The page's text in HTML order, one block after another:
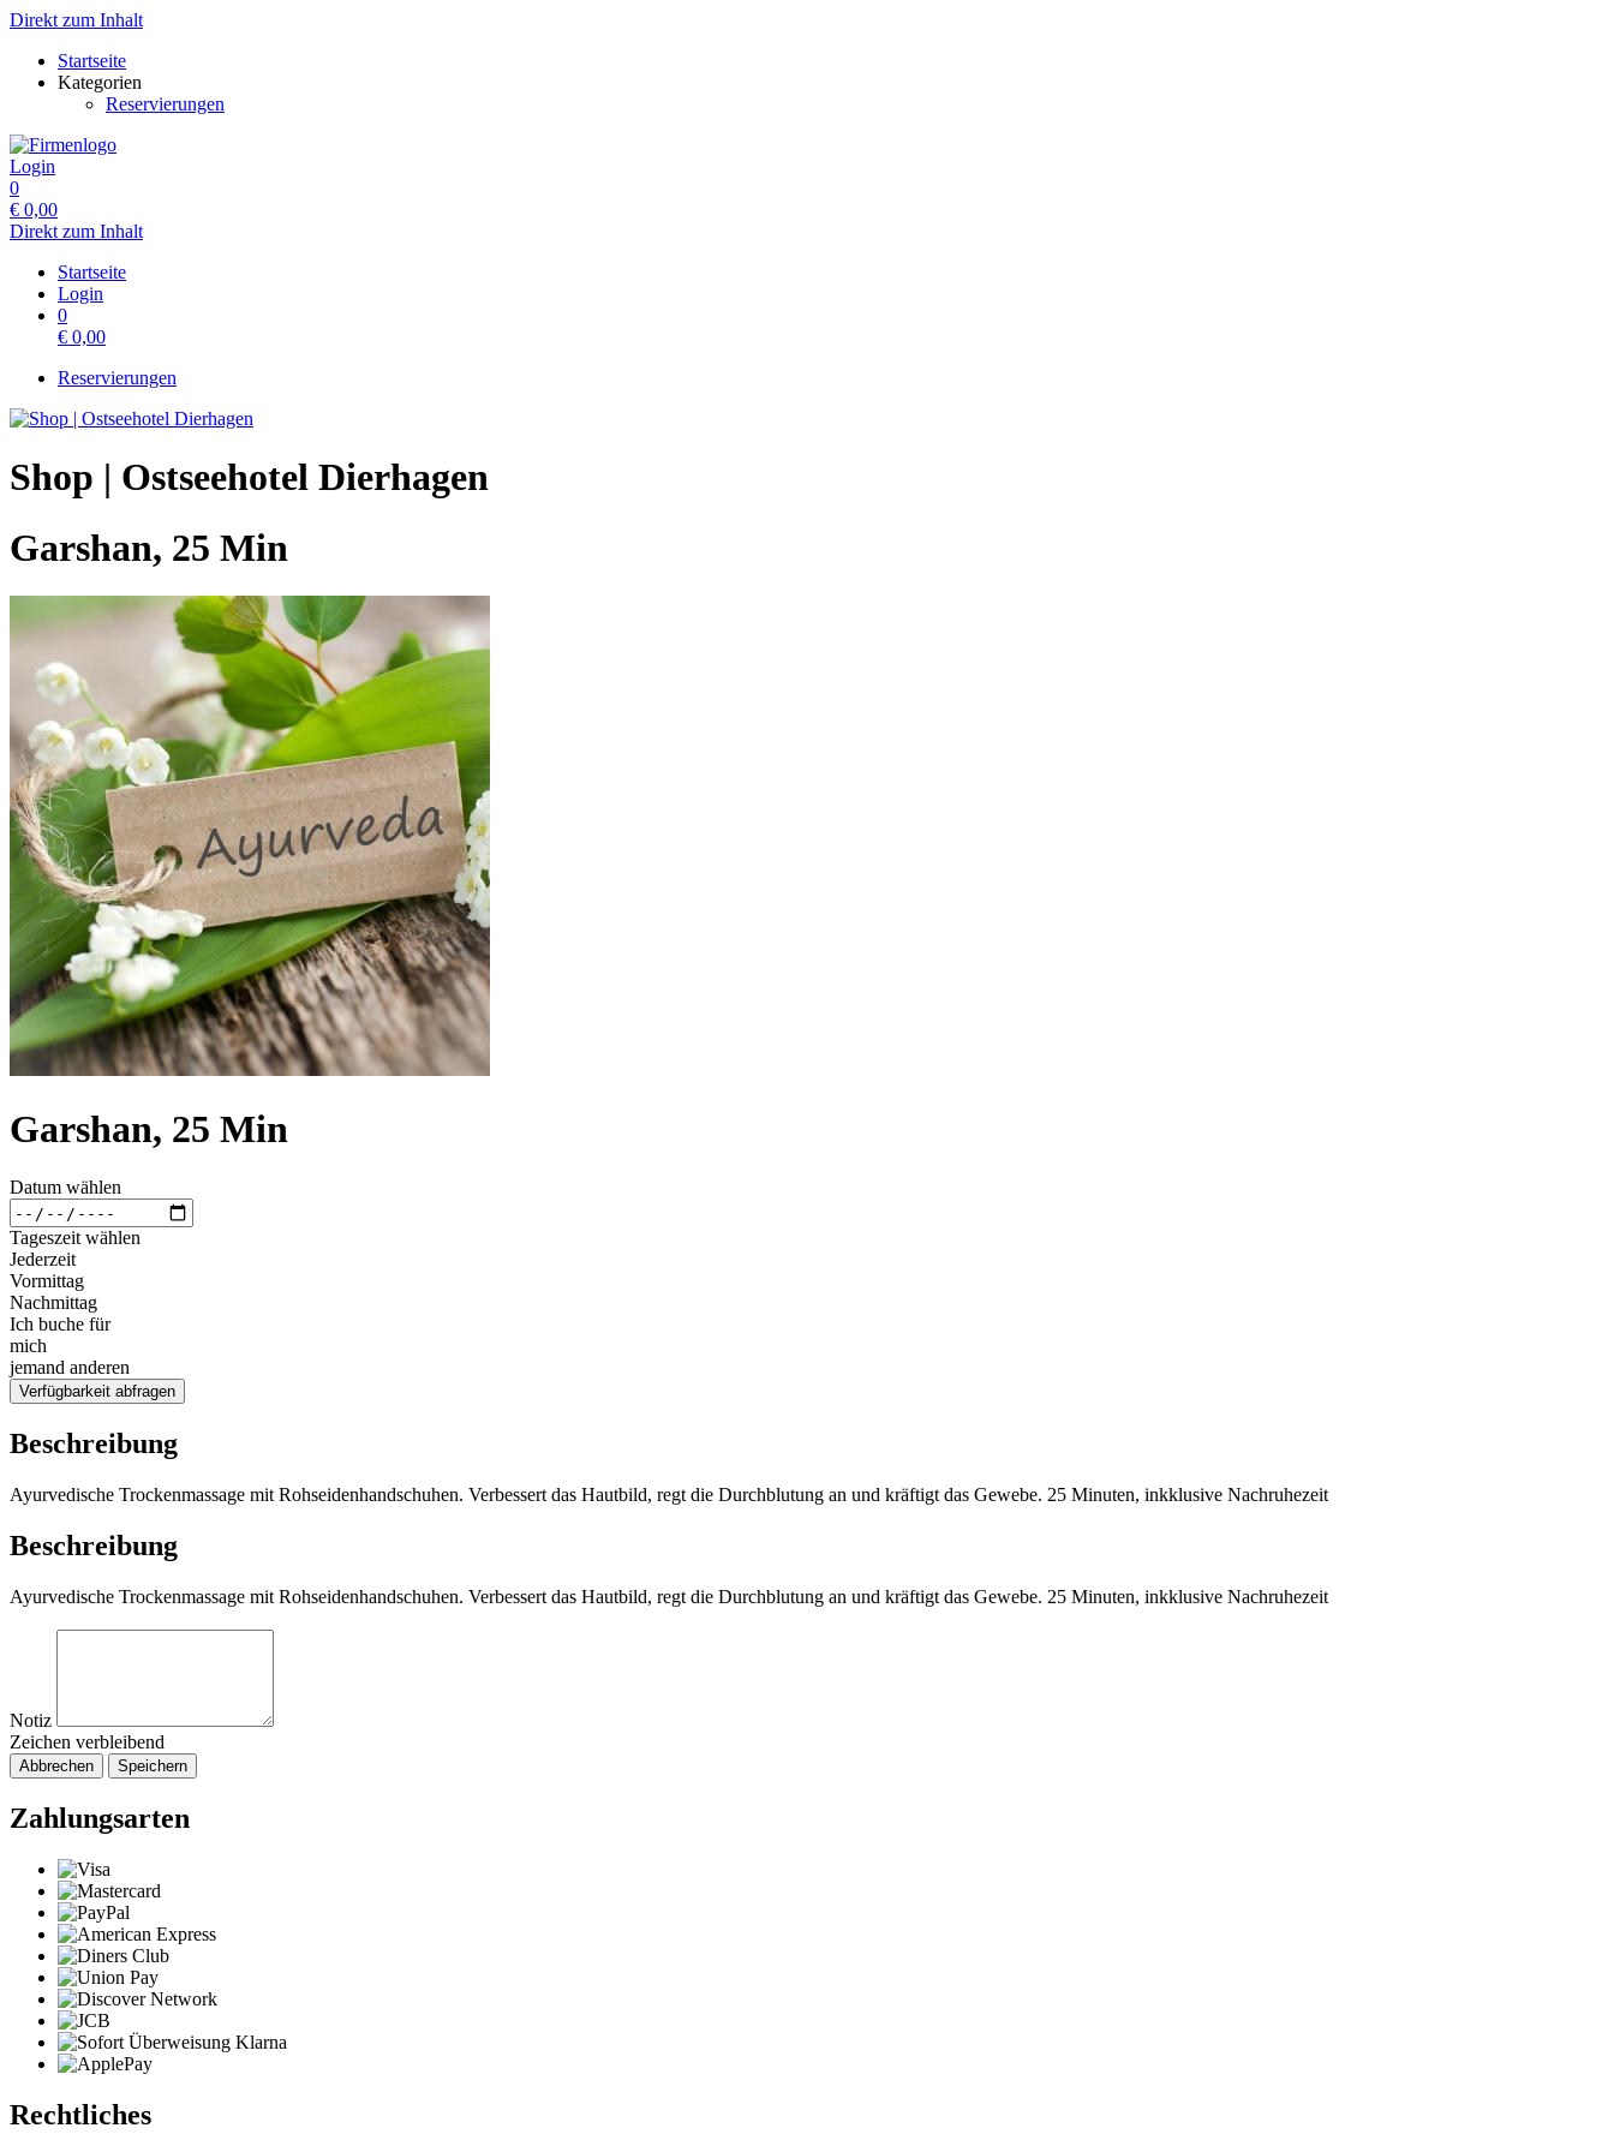
Direkt zum Inhalt
Startseite
Kategorien
Reservierungen
Login
0
€ 0,00
Direkt zum Inhalt
Startseite
Login
0
€ 0,00
Reservierungen
Shop | Ostseehotel Dierhagen
Garshan, 25 Min
Garshan, 25 Min
Datum wählen
Tageszeit wählen
Jederzeit
Vormittag
Nachmittag
Ich buche für
mich
jemand anderen
Verfügbarkeit abfragen
Beschreibung
Ayurvedische Trockenmassage mit Rohseidenhandschuhen. Verbessert das Hautbild, regt die Durchblutung an und kräftigt das Gewebe. 25 Minuten, inkklusive Nachruhezeit
Beschreibung
Ayurvedische Trockenmassage mit Rohseidenhandschuhen. Verbessert das Hautbild, regt die Durchblutung an und kräftigt das Gewebe. 25 Minuten, inkklusive Nachruhezeit
Notiz
Zeichen verbleibend
Abbrechen Speichern
Zahlungsarten
Rechtliches